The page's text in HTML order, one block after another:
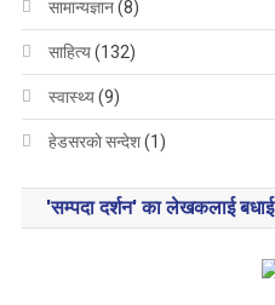
सामान्यज्ञान(8)
साहित्य(132)
स्वास्थ्य(9)
हेडसरकाे सन्देश(1)
'सम्पदा दर्शन' का लेखकलाई बधाई